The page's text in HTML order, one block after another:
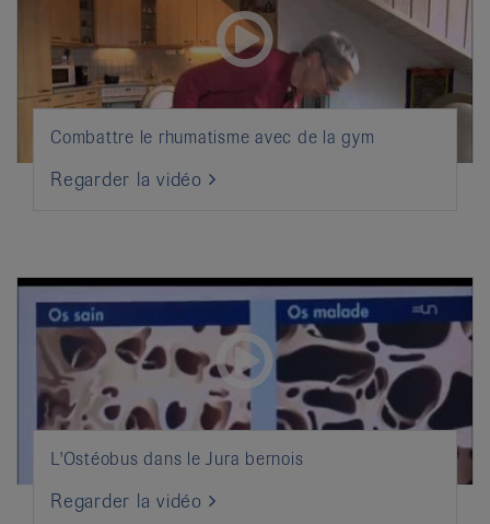
Combattre le rhumatisme avec de la gym
Regarder la vidéo
L'Ostéobus dans le Jura bernois
Regarder la vidéo